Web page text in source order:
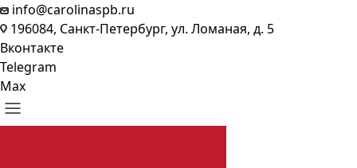
info@carolinaspb.ru
196084, Санкт-Петербург, ул. Ломаная, д. 5
Вконтакте
Telegram
Max